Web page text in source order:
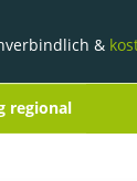
&
regional